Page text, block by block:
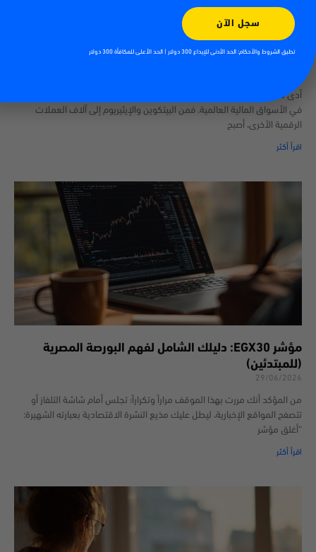
كيفية تداول العملات الرقمية
أدى صعود العملات الرقمية إلى خلق فرص جديدة للأفراد الراغبين في المشاركة
في الأسواق المالية العالمية. فمن البيتكوين والإيثيريوم إلى آلاف العملات
الرقمية الأخرى، أصبح
اقرأ أكثر
مؤشر EGX30: دليلك الشامل لفهم البورصة المصرية
(للمبتدئين)
29/06/2026
من المؤكد أنك مررت بهذا الموقف مراراً وتكراراً؛ تجلس أمام شاشة التلفاز أو
تتصفح المواقع الإخبارية، ليطل عليك مذيع النشرة الاقتصادية بعبارته الشهيرة:
“أغلق مؤشر
اقرأ أكثر
سجل الآن
تطبق الشروط والأحكام: الحد الأدنى للإيداع 300 دولار | الحد الأعلى للمكافأة 300 دولار